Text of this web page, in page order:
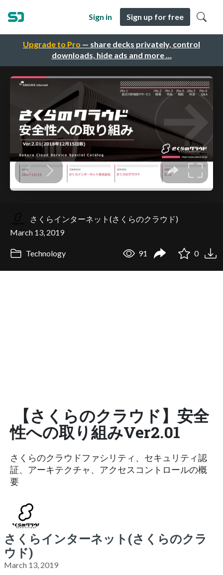
Upgrade to Pro — share decks privately, control
downloads, hide ads and more …
Sign in Sign up for free
さくらインターネット(さくらのクラウド)
March 13, 2019
Technology 91 0
【さくらのクラウド】安全
性への取り組みVer2.01
さくらのクラウドファシリティ、セキュリティ認
証、アーキテクチャ、アクセスコントロールの概
要
さくらインターネット(さくらのクラ
ウド)
March 13, 2019